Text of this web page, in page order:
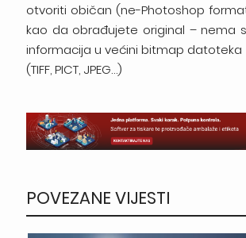
otvoriti običan (ne-Photoshop
kao da obrađujete original – nema
informacija u većini bitmap datoteka
(TIFF, PICT, JPEG…)
POVEZANE VIJESTI